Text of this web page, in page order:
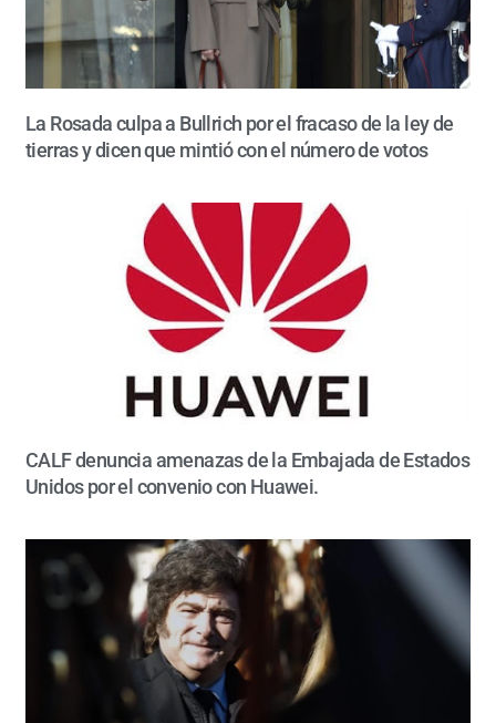
La Rosada culpa a Bullrich por el fracaso de la ley de
tierras y dicen que mintió con el número de votos
CALF denuncia amenazas de la Embajada de Estados
Unidos por el convenio con Huawei.